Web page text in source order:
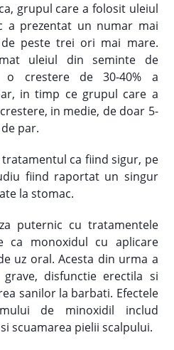
grupul care a folosit uleiul
a prezentat un numar mai
peste trei ori mai mare.
uleiul din seminte de
o crestere de 30-40% a
in timp ce grupul care a
in medie, de doar 5-
par.
ca fiind sigur, pe
fiind raportat un singur
la stomac.
puternic cu tratamentele
ca monoxidul cu aplicare
uz oral. Acesta din urma a
disfunctie erectila si
sanilor la barbati. Efectele
de minoxidil includ
scuamarea pielii scalpului.